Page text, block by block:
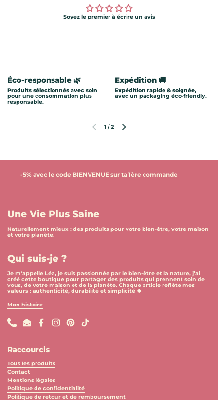
Soyez le premier à écrire un avis
Éco-responsable 🌿
Produits sélectionnés avec soin
pour une consommation plus
responsable.
Expédition 🚚
Expédition rapide & soignée,
avec un packaging éco-friendly.
Diapositive précédente
Diapositive suivante
1 /2
-5% avec le code BIENVENUE sur ta 1ère commande
Une Vie Plus Saine
Naturellement mieux : des produits pour votre bien-être, votre maison
et votre planète.
Qui suis-je ?
Je m'appelle Léa, je suis passionnée par le bien-être et la nature, j’ai
créé cette boutique pour partager des produits qui prennent soin de
vous, de votre maison et de la planète. Chaque article reflète mes
valeurs : authenticité, durabilité et simplicité 🍀
Mon histoire
PhoneEmailFacebookInstagram
Pinterest
TikTok
Raccourcis
Tous les produits
Contact
Mentions légales
Politique de confidentialité
Politique de retour et de remboursement